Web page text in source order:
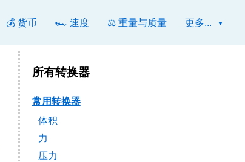
💰 货币 🏎️ 速度 ⚖️ 重量与质量 更多...
所有转换器
常用转换器
体积
力
压力